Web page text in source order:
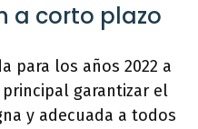
a corto plazo
para los años 2022 a
garantizar el
y adecuada a todos